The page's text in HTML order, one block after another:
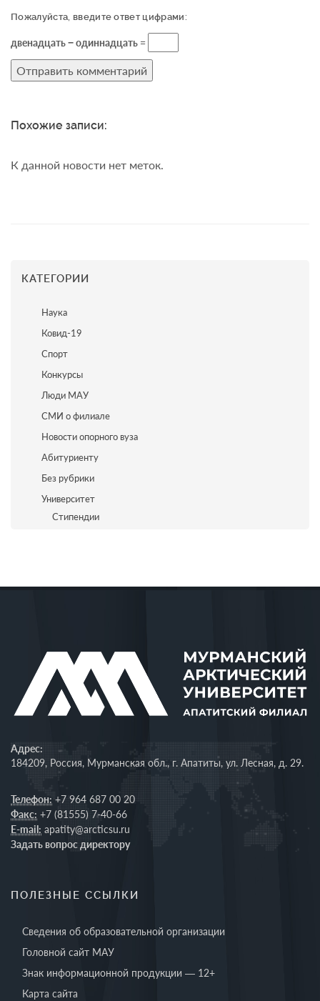
Пожалуйста, введите ответ цифрами:
двенадцать − одиннадцать =
Похожие записи:
К данной новости нет меток.
КАТЕГОРИИ
Наука
Ковид-19
Спорт
Конкурсы
Люди МАУ
СМИ о филиале
Новости опорного вуза
Абитуриенту
Без рубрики
Университет
Стипендии
Адрес:
184209, Россия, Мурманская обл., г. Апатиты, ул. Лесная, д. 29.
Телефон: +7 964 687 00 20
Факс: +7 (81555) 7-40-66
E-mail: apatity@arcticsu.ru
Задать вопрос директору
ПОЛЕЗНЫЕ ССЫЛКИ
Сведения об образовательной организации
Головной сайт МАУ
Знак информационной продукции — 12+
Карта сайта